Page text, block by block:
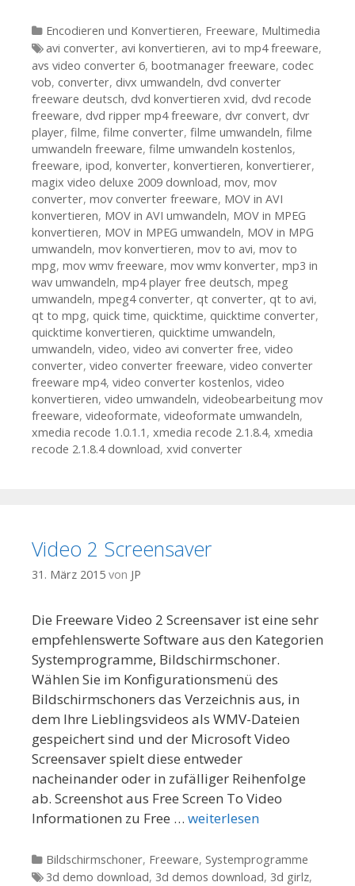
Kategorien
Encodieren und Konvertieren, Freeware, Multimedia
Tags
avi converter, avi konvertieren, avi to mp4 freeware,
avs video converter 6, bootmanager freeware, codec
vob, converter, divx umwandeln, dvd converter
freeware deutsch, dvd konvertieren xvid, dvd recode
freeware, dvd ripper mp4 freeware, dvr convert, dvr
player, filme, filme converter, filme umwandeln, filme
umwandeln freeware, filme umwandeln kostenlos,
freeware, ipod, konverter, konvertieren, konvertierer,
magix video deluxe 2009 download, mov, mov
converter, mov converter freeware, MOV in AVI
konvertieren, MOV in AVI umwandeln, MOV in MPEG
konvertieren, MOV in MPEG umwandeln, MOV in MPG
umwandeln, mov konvertieren, mov to avi, mov to
mpg, mov wmv freeware, mov wmv konverter, mp3 in
wav umwandeln, mp4 player free deutsch, mpeg
umwandeln, mpeg4 converter, qt converter, qt to avi,
qt to mpg, quick time, quicktime, quicktime converter,
quicktime konvertieren, quicktime umwandeln,
umwandeln, video, video avi converter free, video
converter, video converter freeware, video converter
freeware mp4, video converter kostenlos, video
konvertieren, video umwandeln, videobearbeitung mov
freeware, videoformate, videoformate umwandeln,
xmedia recode 1.0.1.1 , xmedia recode 2.1.8.4, xmedia
recode 2.1.8.4 download, xvid converter
Video 2 Screensaver
31. März 2015 von JP
Die Freeware Video 2 Screensaver ist eine sehr
empfehlenswerte Software aus den Kategorien
Systemprogramme, Bildschirmschoner.
Wählen Sie im Konfigurationsmenü des
Bildschirmschoners das Verzeichnis aus, in
dem Ihre Lieblingsvideos als WMV-Dateien
gespeichert sind und der Microsoft Video
Screensaver spielt diese entweder
nacheinander oder in zufälliger Reihenfolge
ab. Screenshot aus Free Screen To Video
Informationen zu Free … weiterlesen
Kategorien
Bildschirmschoner, Freeware, Systemprogramme
Tags
3d demo download, 3d demos download, 3d girlz,